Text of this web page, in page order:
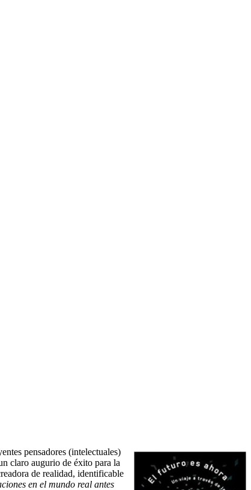
pensadores (intelectuales)
claro augurio de éxito para la
de realidad, identificable
en el mundo real antes